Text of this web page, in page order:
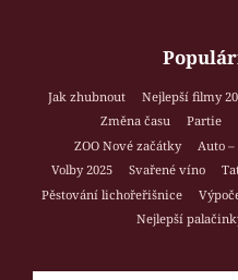
Jak zhubnout Nejlepší filmy
Změna času
Partie
ZOO Nové začátky
Auto
Volby 2025
Svařené víno
Pěstování lichořeřišnice
Nejlepší